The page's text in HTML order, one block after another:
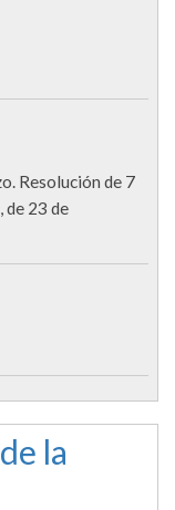
Resolución de 7
23 de
la